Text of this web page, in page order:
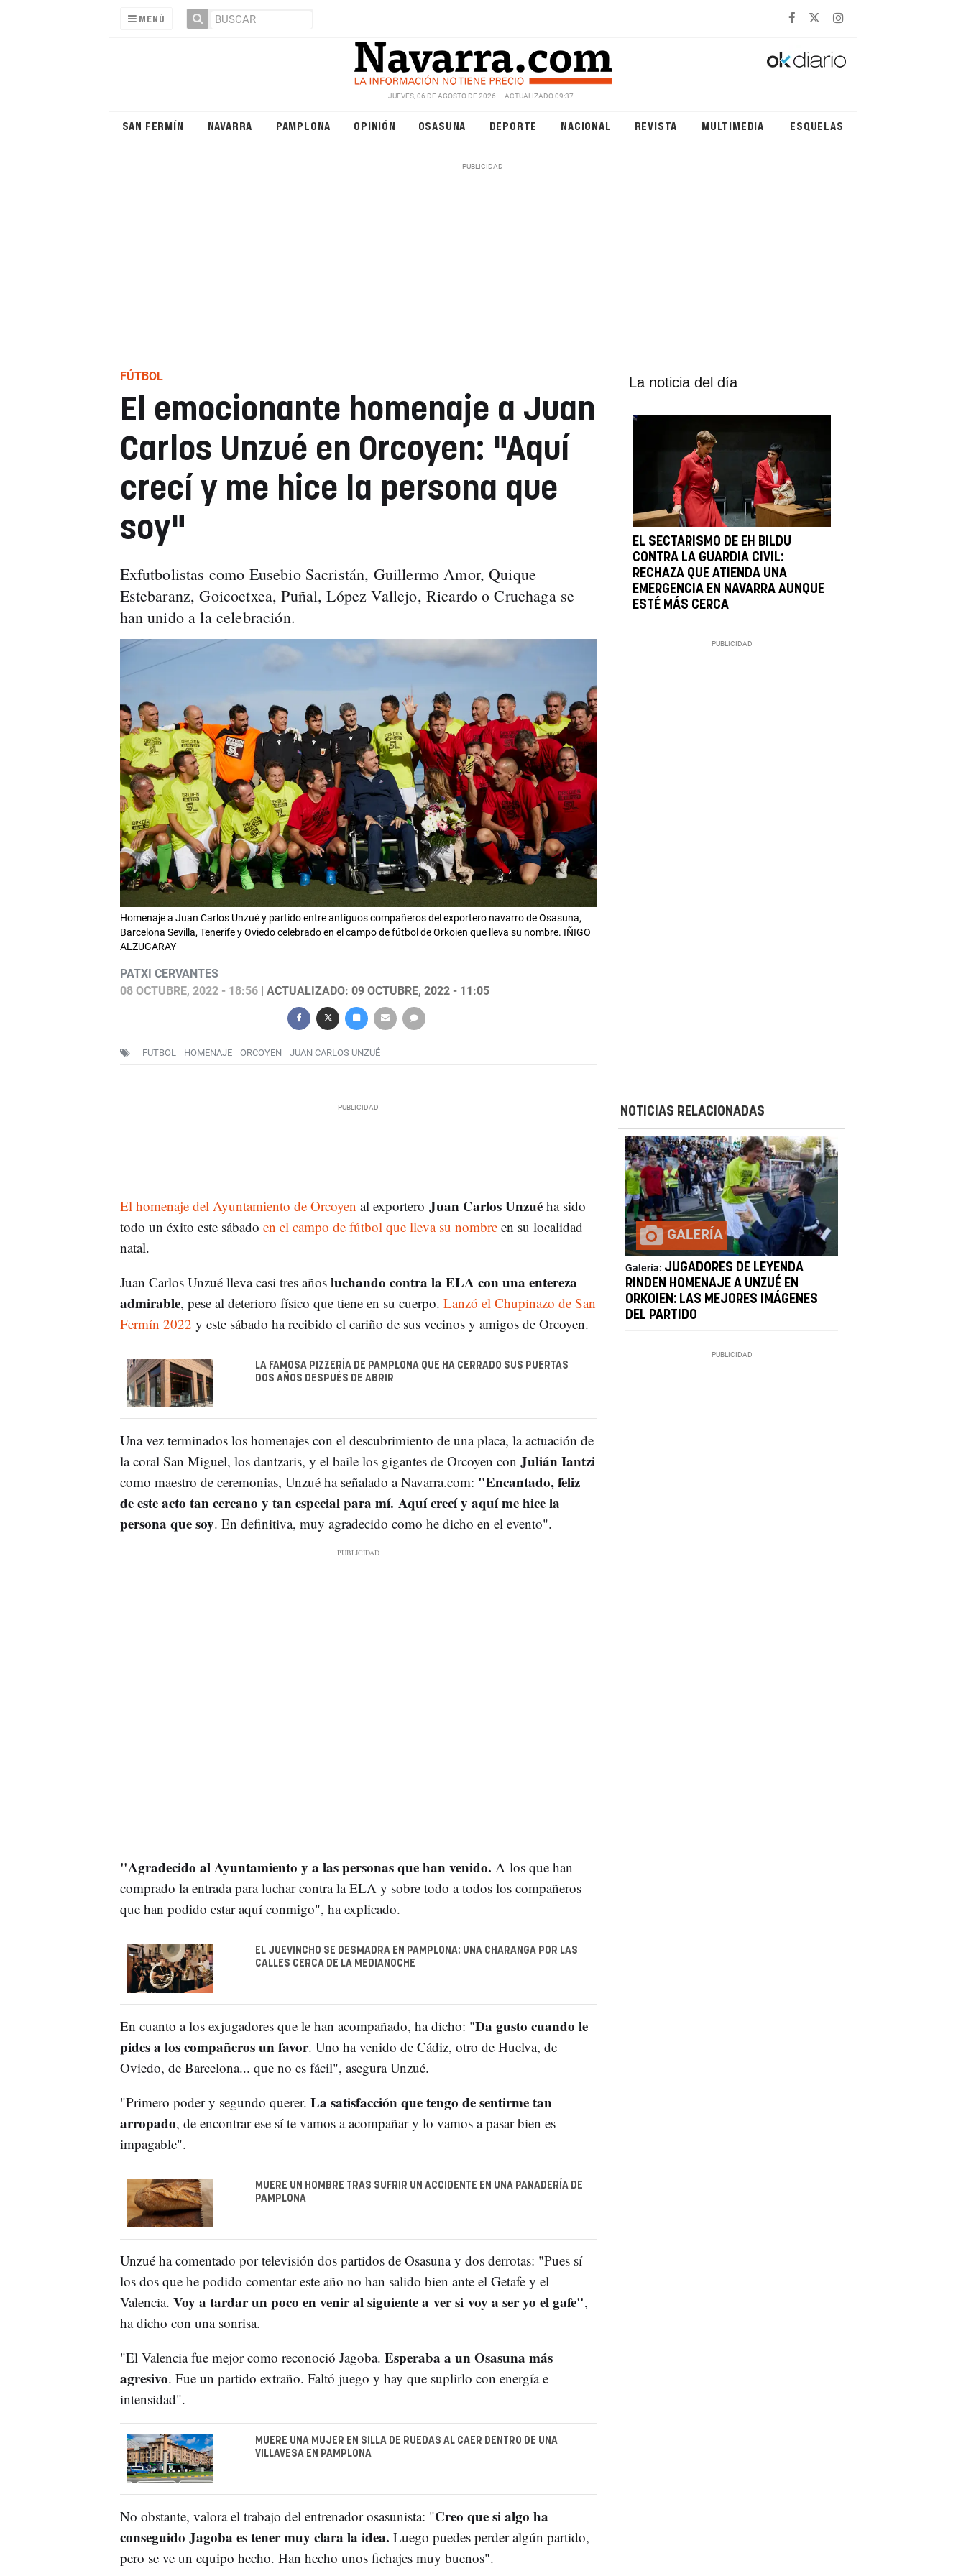
MENÚ
JUEVES, 06 DE AGOSTO DE 2026 ACTUALIZADO 09:37
SAN FERMÍN NAVARRA PAMPLONA OPINIÓN OSASUNA DEPORTE NACIONAL REVISTA MULTIMEDIA ESQUELAS
FÚTBOL
El emocionante homenaje a Juan
Carlos Unzué en Orcoyen: "Aquí
crecí y me hice la persona que
soy"
Exfutbolistas como Eusebio Sacristán, Guillermo Amor, Quique
Estebaranz, Goicoetxea, Puñal, López Vallejo, Ricardo o Cruchaga se
han unido a la celebración.
Homenaje a Juan Carlos Unzué y partido entre antiguos compañeros del exportero navarro de Osasuna,
Barcelona Sevilla, Tenerife y Oviedo celebrado en el campo de fútbol de Orkoien que lleva su nombre. IÑIGO
ALZUGARAY
PATXI CERVANTES
08 OCTUBRE, 2022 - 18:56| ACTUALIZADO: 09 OCTUBRE, 2022 - 11:05
FUTBOL HOMENAJE ORCOYEN JUAN CARLOS UNZUÉ
La noticia del día
EL SECTARISMO DE EH BILDU
CONTRA LA GUARDIA CIVIL:
RECHAZA QUE ATIENDA UNA
EMERGENCIA EN NAVARRA AUNQUE
ESTÉ MÁS CERCA
El homenaje del Ayuntamiento de Orcoyen al exportero Juan Carlos Unzué ha sido
todo un éxito este sábado en el campo de fútbol que lleva su nombreen su localidad
natal.
Juan Carlos Unzué lleva casi tres añosluchando contra la ELA con una entereza
admirable, pese al deterioro físico que tiene en su cuerpo. Lanzó el Chupinazo de San
Fermín 2022 y este sábado ha recibido el cariño de sus vecinos y amigos de Orcoyen.
LA FAMOSA PIZZERÍA DE PAMPLONA QUE HA CERRADO SUS PUERTAS
DOS AÑOS DESPUÉS DE ABRIR
Una vez terminados los homenajes con el descubrimiento de una placa, la actuación de
la coral San Miguel, los dantzaris, y el baile los gigantes de Orcoyen con Julián Iantzi
como maestro de ceremonias, Unzué ha señalado a Navarra.com: "Encantado, feliz
de este acto tan cercano y tan especial para mí. Aquí crecí y aquí me hice la
persona que soy. En definitiva, muy agradecido como he dicho en el evento".
"Agradecido al Ayuntamiento y a las personas que han venido. A los que han
comprado la entrada para luchar contra la ELA y sobre todo a todos los compañeros
que han podido estar aquí conmigo", ha explicado.
EL JUEVINCHO SE DESMADRA EN PAMPLONA: UNA CHARANGA POR LAS
CALLES CERCA DE LA MEDIANOCHE
En cuanto a los exjugadores que le han acompañado, ha dicho: "Da gusto cuando le
pides a los compañeros un favor. Uno ha venido de Cádiz, otro de Huelva, de
Oviedo, de Barcelona... que no es fácil", asegura Unzué.
"Primero poder y segundo querer. La satisfacción que tengo de sentirme tan
arropado, de encontrar ese sí te vamos a acompañar y lo vamos a pasar bien es
impagable".
MUERE UN HOMBRE TRAS SUFRIR UN ACCIDENTE EN UNA PANADERÍA DE
PAMPLONA
Unzué ha comentado por televisión dos partidos de Osasuna y dos derrotas: "Pues sí
los dos que he podido comentar este año no han salido bien ante el Getafe y el
Valencia. Voy a tardar un poco en venir al siguiente a ver si voy a ser yo el gafe",
ha dicho con una sonrisa.
"El Valencia fue mejor como reconoció Jagoba. Esperaba a un Osasuna más
agresivo. Fue un partido extraño. Faltó juego y hay que suplirlo con energía e
intensidad".
MUERE UNA MUJER EN SILLA DE RUEDAS AL CAER DENTRO DE UNA
VILLAVESA EN PAMPLONA
No obstante, valora el trabajo del entrenador osasunista: "Creo que si algo ha
conseguido Jagoba es tener muy clara la idea. Luego puedes perder algún partido,
pero se ve un equipo hecho. Han hecho unos fichajes muy buenos".
NOTICIAS RELACIONADAS
GALERÍA
Galería: JUGADORES DE LEYENDA
RINDEN HOMENAJE A UNZUÉ EN
ORKOIEN: LAS MEJORES IMÁGENES
DEL PARTIDO